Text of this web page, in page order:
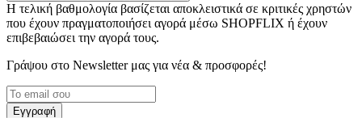
Η τελική βαθμολογία βασίζεται αποκλειστικά σε κριτικές χρηστών
που έχουν πραγματοποιήσει αγορά μέσω SHOPFLIX ή έχουν
επιβεβαιώσει την αγορά τους.
Γράψου στο Νewsletter μας για νέα & προσφορές!
Εγγραφή